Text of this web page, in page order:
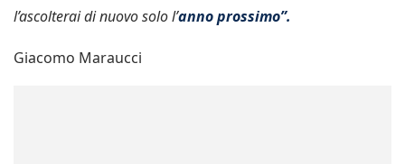
l’ascolterai di nuovo solo l’anno prossimo”.
Giacomo Maraucci